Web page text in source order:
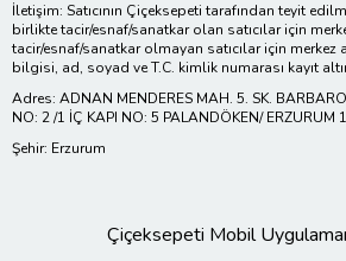
İletişim: Satıcının Çiçeksepeti tarafından teyit
birlikte tacir/esnaf/sanatkar olan satıcılar için
tacir/esnaf/sanatkar olmayan satıcılar için
bilgisi, ad, soyad ve T.C. kimlik numarası kayıt
Adres: ADNAN MENDERES MAH. 5. SK.
NO: 2 /1 İÇ KAPI NO: 5 PALANDÖKEN/ ERZURUM
Şehir: Erzurum
Çiçeksepeti Mobil